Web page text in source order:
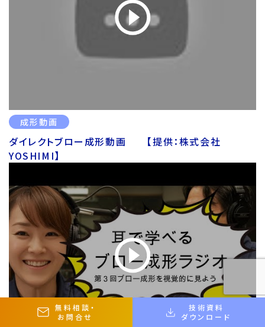
成形動画
ダイレクトブロー成形動画 【提供：株式会社
YOSHIMI】
無料相談 ・
お問合せ
技術資料
ダウンロード